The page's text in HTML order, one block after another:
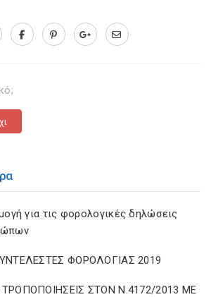
για τις φορολογικές δηλώσεις
ΦΟΡΟΛΟΓΙΑΣ 2019
ΣΤΟΝ Ν.4172/2013 ΜΕ